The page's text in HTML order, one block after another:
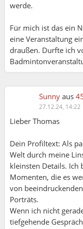
werde.
Für mich ist das ein
eine Veranstaltung
draußen. Durfte ich
Sunny aus
27.12.24, 14:22
Lieber Thomas
Dein Profiltext: Als
Welt durch meine
kleinsten Details. Ich
Momenten, die es
von
Porträts.
Wenn ich nicht
tiefgehende
Matthias hat
Nagel auf den
Frauen
das gleiche
DIes war zu
Datingfunktion
befreit und
Je nachdem,
kontaktiert und
dann bist du
Viele haben
Datings via
auf die vielen
Profilen und die
verschwendete
Sunny:
Thomas:
Hallo Matthias,
vielen Dank das